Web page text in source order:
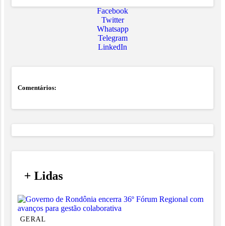
Facebook
Twitter
Whatsapp
Telegram
LinkedIn
Comentários:
+ Lidas
GERAL